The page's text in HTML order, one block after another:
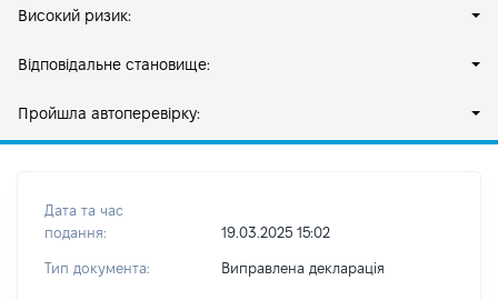
Високий ризик:
Відповідальне становище:
Пройшла автоперевірку:
Дата та час
подання:
19.03.2025 15:02
Тип документа: Виправлена декларація